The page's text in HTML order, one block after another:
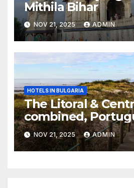
Mithila Bihar
NOV 21, 2025 ADMIN
HOTELS IN BULGARIA
The Litoral &
combined,
Camino
NOV 21, 2025 ADMIN